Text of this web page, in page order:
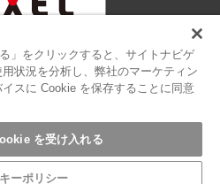
シー クッキーポリシー リンクについて
イトマップ
Corporation.
」をクリックすると、サイトナビゲ
状況を分析し、弊社のマーケティン
スに Cookie を保存することに同意
を受け入れる
ーポリシー